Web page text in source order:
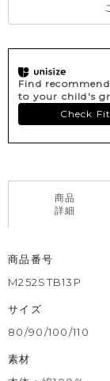
Find
to your child's
Check Fit
商品
詳細
商品番号
M252STB13P
サイズ
80/90/100/110
素材